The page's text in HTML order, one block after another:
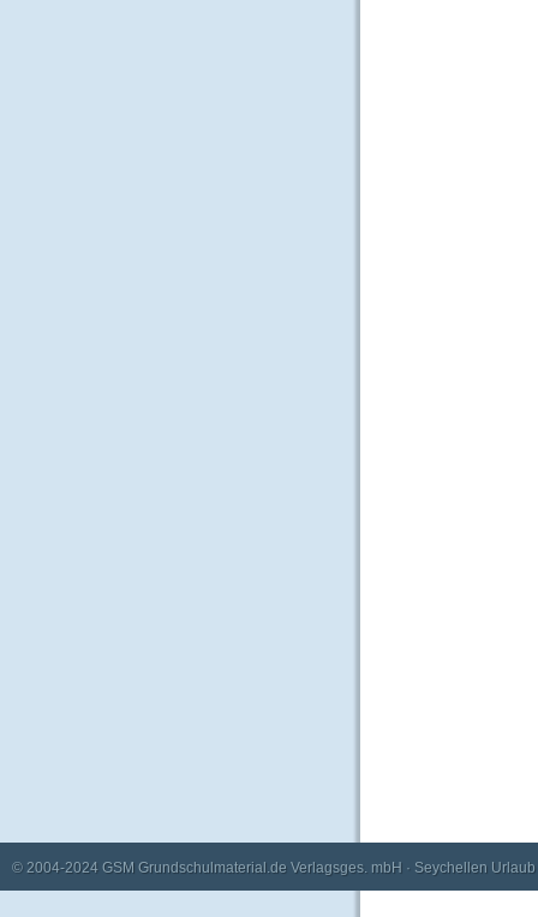
© 2004-2024 GSM Grundschulmaterial.de Verlagsges. mbH · Seychellen Urlaub